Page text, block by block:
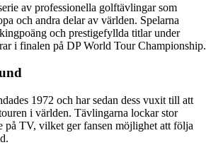
av professionella golftävlingar som
och andra delar av världen. Spelarna
och prestigefyllda titlar under
i finalen på DP World Tour Championship.
1972 och har sedan dess vuxit till att
i världen. Tävlingarna lockar stor
på TV, vilket ger fansen möjlighet att följa